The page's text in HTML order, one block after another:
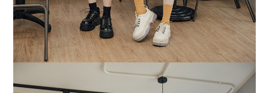
４．使用「AFTEE先享後付」時，將依據個別帳號之用戶狀況，依本公司即
時審查核予不同之上限額度；若仍有額度不足之情形，本公司將視審查結果
請求用戶進行身份認證。
５．嚴禁一人註冊多個帳號或使用他人資訊註冊。若發現惡意使用之情形，
恩沛科技股份有限公司將有權停止該用戶之使用額度並採取法律行動。
海外宅配 查看運費